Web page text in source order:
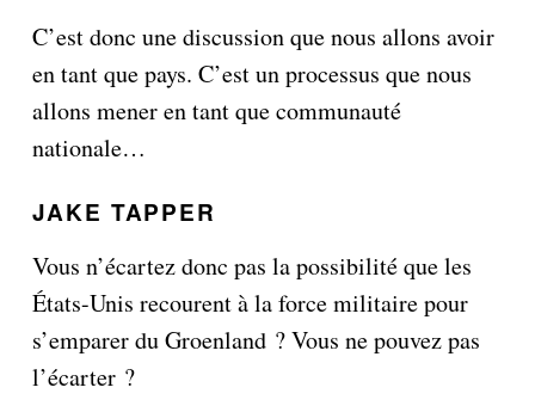
C’est donc une discussion que nous allons avoir
en tant que pays. C’est un processus que nous
allons mener en tant que communauté
nationale…
JAKE TAPPER
Vous n’écartez donc pas la possibilité que les
États-Unis recourent à la force militaire pour
s’emparer du Groenland ? Vous ne pouvez pas
l’écarter ?